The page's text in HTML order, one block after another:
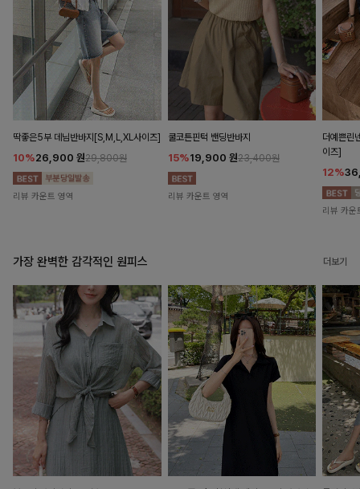
딱좋은5부 데님반바지[S,M,L,XL사이즈]
10%26,900 원29,800원
리뷰 카운트 영역
쿨코튼핀턱 밴딩반바지
15%19,900 원23,400원
리뷰 카운트 영역
더예쁜린
이즈]
12%
리뷰 카운
가장 완벽한 감각적인 원피스 더보기